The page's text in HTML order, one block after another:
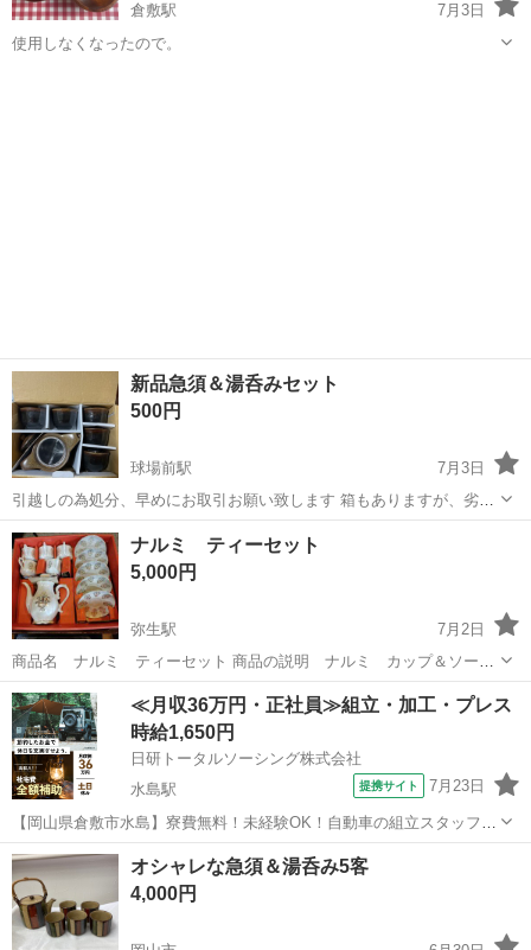
倉敷駅
7月3日
使用しなくなったので。
新品急須＆湯呑みセット
500円
球場前駅
7月3日
引越しの為処分、早めにお取引お願い致します 箱もありますが、劣化
ありです 断捨離の為
岡山 倉敷市 湯呑み
ナルミ ティーセット
5,000円
弥生駅
7月2日
商品名 ナルミ ティーセット 商品の説明 ナルミ カップ＆ソーサ
ー5客 ティーポットセット パール チャイナ キズの有無 若干、
使用感があります。小さな汚れが所々あります。(画像3、4枚目 )箱は
劣化があります。 サイズ...
岡山 倉敷市 弥生駅 食器 ティーポット
≪月収36万円・正社員≫組立・加工・プレス
時給1,650円
日研トータルソーシング株式会社
水島駅
提携サイト 7月23日
【岡山県倉敷市水島】寮費無料！未経験OK！自動車の組立スタッフ
《お仕事No.NS0089》 お仕事について 車の組立作業です。専用レール
に乗って流れてくる車の骨組みに、車内外の各部品・ハンドル・足回
り・ドア・シートなどの各...
岡山 倉敷市 その他
オシャレな急須＆湯呑み5客
4,000円